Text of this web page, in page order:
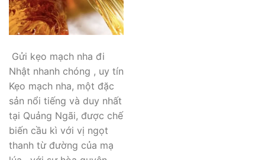
Gửi kẹo mạch nha đi
Nhật nhanh chóng , uy tín
Kẹo mạch nha, một đặc
sản nổi tiếng và duy nhất
tại Quảng Ngãi, được chế
biến cầu kì với vị ngọt
thanh từ đường của mạ